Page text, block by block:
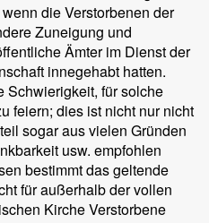
die Verstorbenen der
Zuneigung und
Ämter im Dienst der
innegehabt hatten.
Schwierigkeit, für solche
feiern; dies ist nicht nur nicht
sogar aus vielen Gründen
usw. empfohlen
bestimmt das geltende
für außerhalb der vollen
Kirche Verstorbene